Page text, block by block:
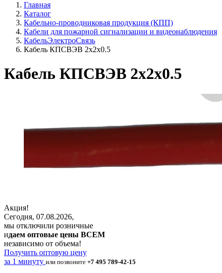
Главная
Каталог
Кабельно-проводниковая продукция (КПП)
Кабели для пожарной сигнализации и видеонаблюдения
КабельЭлектроСвязь
Кабель КПСВЭВ 2х2х0.5
Кабель КПСВЭВ 2х2х0.5
Акция!
Сегодня, 07.08.2026,
мы отключили розничные
идаем оптовые цены ВСЕМ
независимо от объема!
Получить оптовую цену
за 1 минуту или позвоните +7 495 789-42-15